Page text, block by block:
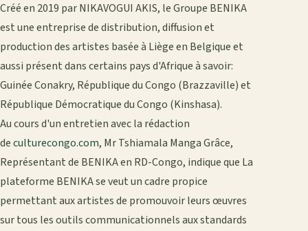
Créé en 2019 par NIKAVOGUI AKIS, le Groupe BENIKA
est une entreprise de distribution, diffusion et
production des artistes basée à Liège en Belgique et
aussi présent dans certains pays d'Afrique à savoir:
Guinée Conakry, République du Congo (Brazzaville) et
République Démocratique du Congo (Kinshasa).
Au cours d'un entretien avec la rédaction
deculturecongo.com, Mr Tshiamala Manga Grâce,
Représentant de BENIKA en RD-Congo, indique que La
plateforme BENIKA se veut un cadre propice
permettant aux artistes de promouvoir leurs œuvres
sur tous les outils communicationnels aux standards